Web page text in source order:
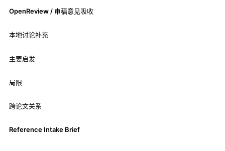
OpenReview / 审稿意见吸收
本地讨论补充
主要启发
局限
跨论文关系
Reference Intake Brief